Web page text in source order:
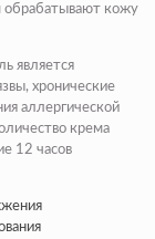
обрабатывают кожу
является
хронические
аллергической
крема
12 часов